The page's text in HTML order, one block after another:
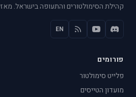
קהילת הסימולטורים והתעופה בישראל. מאז 2005.
EN
פורומים
פלייט סימולטור
מועדון הטייסים